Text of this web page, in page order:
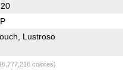
Lustroso
colores)